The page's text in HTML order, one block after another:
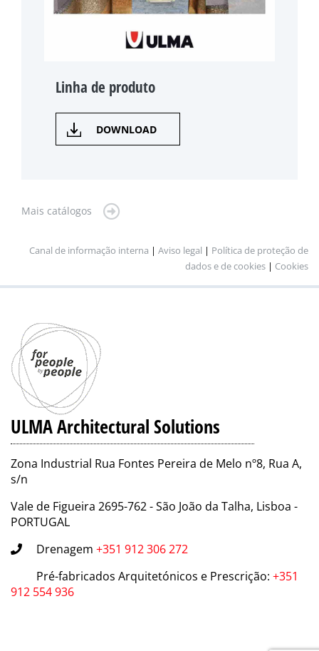
Linha de produto
DOWNLOAD
Mais catálogos
Canal de informação interna | Aviso legal | Política de proteção de
dados e de cookies | Cookies
ULMA Architectural Solutions
Zona Industrial Rua Fontes Pereira de Melo nº8, Rua A,
s/n
Vale de Figueira 2695-762 - São João da Talha, Lisboa -
PORTUGAL
Drenagem +351 912 306 272
Pré-fabricados Arquitetónicos e Prescrição: +351
912 554 936